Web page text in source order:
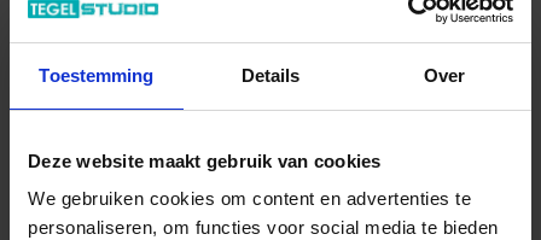
Toestemming Details Over
Deze website maakt gebruik van cookies
We gebruiken cookies om content en advertenties te
personaliseren, om functies voor social media te bieden
Wordt voor je besteld